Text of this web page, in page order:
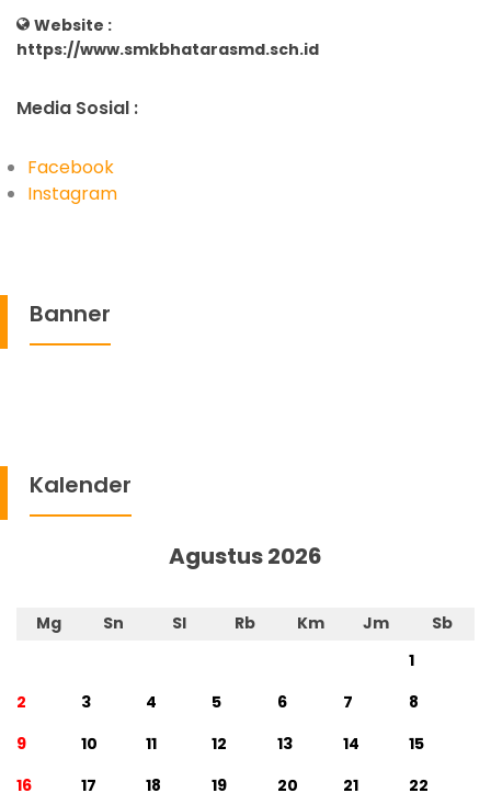
Website :
https://www.smkbhatarasmd.sch.id
Media Sosial :
Facebook
Instagram
Banner
Kalender
Agustus 2026
Mg Sn Sl Rb Km Jm
Sb
1
2
3 4 5 6 7
8
9
10 11 12 13 14
15
16
17 18 19 20 21 22